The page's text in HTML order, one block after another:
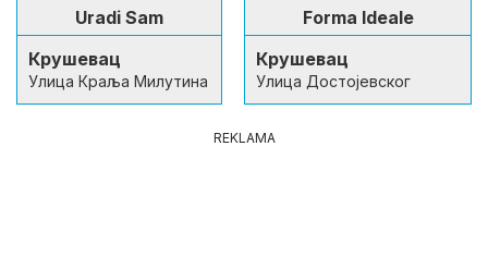
Uradi Sam
Крушевац
Улица Краља Милутина
Forma Ideale
Крушевац
Улица Достојевског
REKLAMA